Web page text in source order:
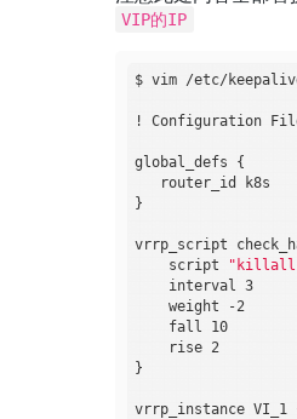
VIP的IP
$ vim /etc/
! Configuration
global_defs {
   router_id k8s
}
vrrp_script
    script
"killall
    interval 3
    weight -2
    fall 10
    rise 2
}
vrrp_instance VI_1